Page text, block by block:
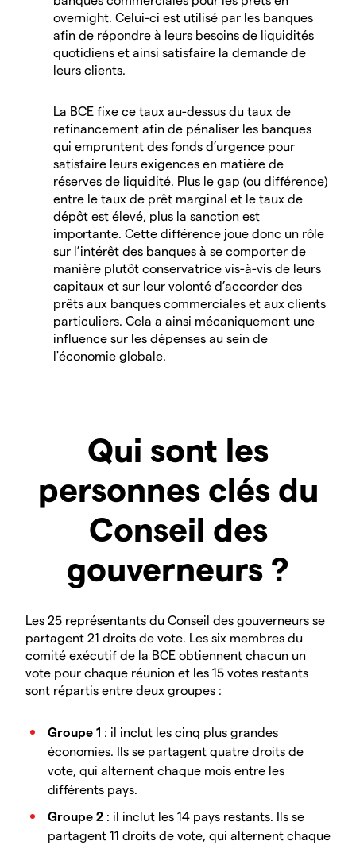
overnight. Celui-ci est utilisé par les banques
afin de répondre à leurs besoins de liquidités
quotidiens et ainsi satisfaire la demande de
leurs clients.
La BCE fixe ce taux au-dessus du taux de
refinancement afin de pénaliser les banques
qui empruntent des fonds d’urgence pour
satisfaire leurs exigences en matière de
réserves de liquidité. Plus le gap (ou différence)
entre le taux de prêt marginal et le taux de
dépôt est élevé, plus la sanction est
importante. Cette différence joue donc un rôle
sur l’intérêt des banques à se comporter de
manière plutôt conservatrice vis-à-vis de leurs
capitaux et sur leur volonté d’accorder des
prêts aux banques commerciales et aux clients
particuliers. Cela a ainsi mécaniquement une
influence sur les dépenses au sein de
l'économie globale.
Qui sont les
personnes clés du
Conseil des
gouverneurs ?
Les 25 représentants du Conseil des gouverneurs se
partagent 21 droits de vote. Les six membres du
comité exécutif de la BCE obtiennent chacun un
vote pour chaque réunion et les 15 votes restants
sont répartis entre deux groupes :
Groupe 1 : il inclut les cinq plus grandes
économies. Ils se partagent quatre droits de
vote, qui alternent chaque mois entre les
différents pays.
Groupe 2 : il inclut les 14 pays restants. Ils se
partagent 11 droits de vote, qui alternent chaque